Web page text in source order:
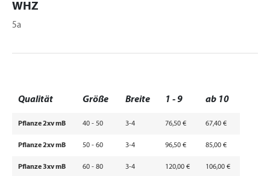
WHZ
5a
Qualität Größe Breite 1 - 9 ab 10
Pflanze 2xv mB 40 - 50 3-4 76,50 € 67,40 €
Pflanze 2xv mB 50 - 60 3-4 96,50 € 85,00 €
Pflanze 3xv mB 60 - 80 3-4 120,00 € 106,00 €